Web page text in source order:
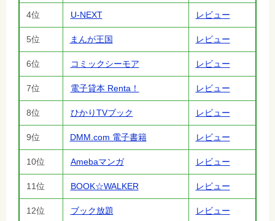
4位 U-NEXT レビュー
5位 まんが王国 レビュー
6位 コミックシーモア レビュー
7位 電子貸本 Renta！ レビュー
8位 ひかりTVブック レビュー
9位 DMM.com 電子書籍 レビュー
10位 Amebaマンガ レビュー
11位 BOOK☆WALKER レビュー
12位 ブック放題 レビュー